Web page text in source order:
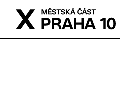
Přejít na hlavní obsah